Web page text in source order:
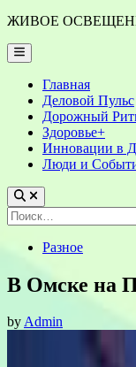
ЖИВОЕ
Main
Menu
Главная
Деловой Пульс
Дорожный
Здоровье+
Инновации в
Люди и
Найти:
PostedРазное
В Омске на
byAdmin